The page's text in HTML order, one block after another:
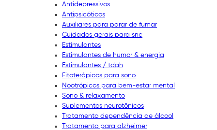
Antidepressivos
Antipsicóticos
Auxiliares para parar de fumar
Cuidados gerais para snc
Estimulantes
Estimulantes de humor & energia
Estimulantes / tdah
Fitoterápicos para sono
Nootrópicos para bem-estar mental
Sono & relaxamento
Suplementos neurotônicos
Tratamento dependência de álcool
Tratamento para alzheimer